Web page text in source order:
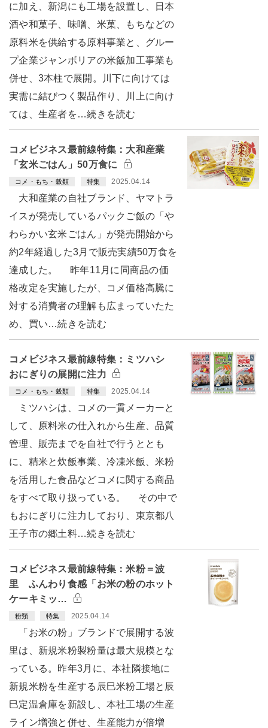
に加え、新潟にも工場を設置し、日本
酒や和菓子、味噌、米菓、もちなどの
原料米を供給する原料事業と、グルー
プ企業ジャンボリアの米飯加工事業も
併せ、3本柱で展開。川下に向けては
実需に結びつく製品作り、川上に向け
ては、生産者を…続きを読む
コメビジネス最前線特集：大和産業
「玄米ごはん」50万食に
コメ・もち・穀類 特集 2025.04.14
大和産業の自社ブランド、ヤマトラ
イスが発売しているパックご飯の「や
わらかい玄米ごはん」が発売開始から
約2年経過した3月で販売実績50万食を
達成した。 昨年11月に同商品の価
格改定を実施したが、コメ価格高騰に
対する消費者の理解も広まっていたた
め、買い…続きを読む
コメビジネス最前線特集：ミツハシ
おにぎりの展開に注力
コメ・もち・穀類 特集 2025.04.14
ミツハシは、コメの一貫メーカーと
して、原料米の仕入れから生産、品質
管理、販売までを自社で行うととも
に、精米と炊飯事業、冷凍米飯、米粉
を活用した食品などコメに関する商品
をすべて取り扱っている。 その中で
もおにぎりに注力しており、東京都八
王子市の郷土料…続きを読む
コメビジネス最前線特集：米粉＝波
里 ふんわり食感「お米の粉のホット
ケーキミッ…
粉類 特集 2025.04.14
「お米の粉」ブランドで展開する波
里は、新規米粉製粉量は最大規模とな
っている。昨年3月に、本社隣接地に
新規米粉を生産する辰巳米粉工場と辰
巳定温倉庫を新設し、本社工場の生産
ライン増強と併せ、生産能力が倍増